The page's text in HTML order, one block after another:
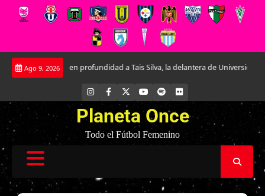
Saltar
Ago 9, 2026
Conociendo en profundidad a Tais Silva, la delantera de Universidad
INSTAGRAM
FACEBOOK YOUTUBE
SPOTIFYFLICKR
Planeta Once
Todo el Fútbol Femenino